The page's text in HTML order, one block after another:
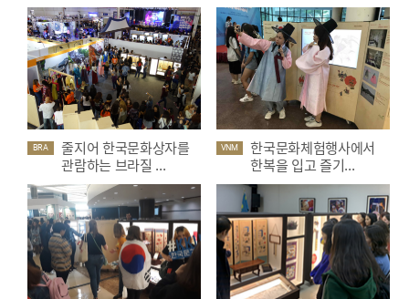
BRA
줄지어 한국문화상자를
관람하는 브라질 ...
VNM
한국문화체험행사에서
한복을 입고 즐기...